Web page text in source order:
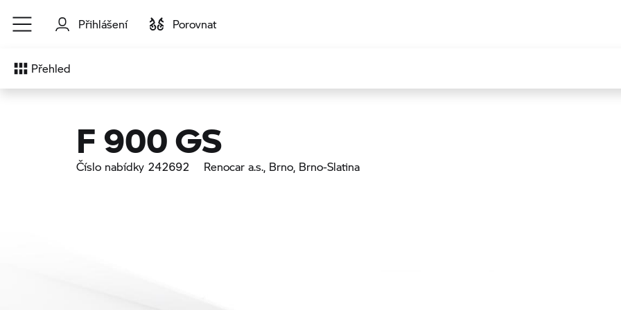
Přejít na hlavní obsah
Přihlášení Porovnat
Přehled
F 900 GS
Číslo nabídky 242692 Renocar a.s., Brno, Brno-Slatina